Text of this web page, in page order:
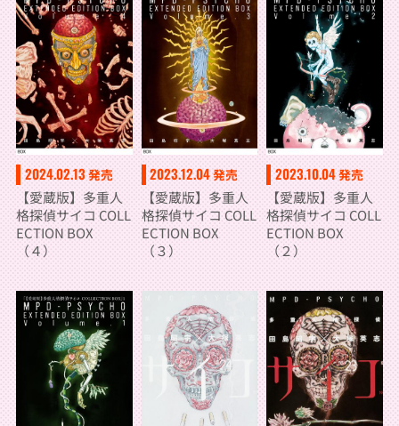
2024.02.13 発売
【愛蔵版】多重人
格探偵サイコ COLL
ECTION BOX
（４）
2023.12.04発売
【愛蔵版】多重人
格探偵サイコ COLL
ECTION BOX
（３）
2023.10.04発売
【愛蔵版】多重人
格探偵サイコ COLL
ECTION BOX
（２）